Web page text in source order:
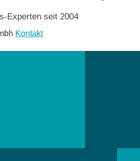
Experten seit 2004
Kontakt